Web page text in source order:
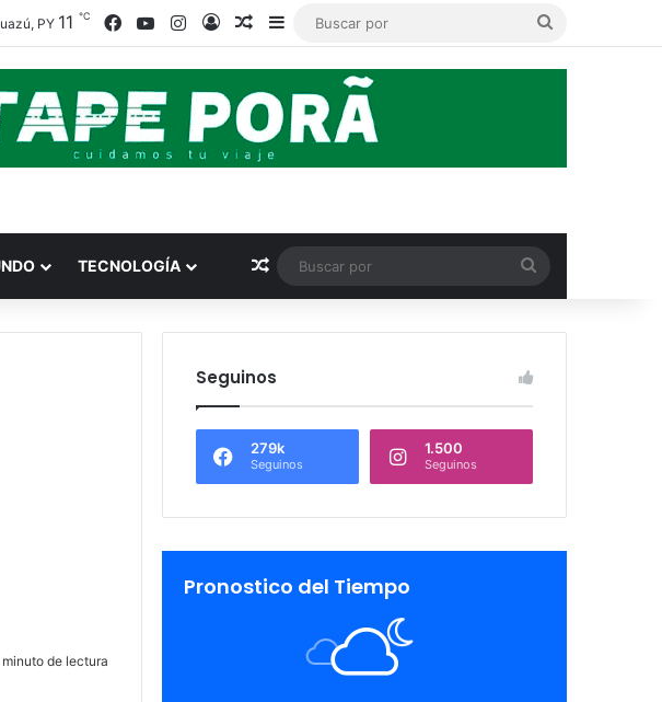
PY 11 ℃ Facebook
YouTubeInstagramAccesoPublicación al azar
Barra lateral
TECNOLOGÍA Publicación al azar
por
minuto de lectura
Seguinos
279k
Seguinos
1.500
Seguinos
Pronostico del Tiempo